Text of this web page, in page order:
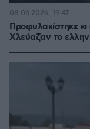
Προφυλακίστηκε
Χλεύαζαν το
08.06.2026, 19:47